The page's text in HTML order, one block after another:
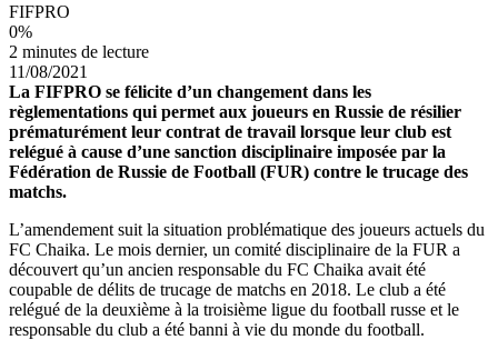
FIFPRO
0%
2 minutes de lecture
11/08/2021
La FIFPRO se félicite d’un changement dans les
règlementations qui permet aux joueurs en Russie de résilier
prématurément leur contrat de travail lorsque leur club est
relégué à cause d’une sanction disciplinaire imposée par la
Fédération de Russie de Football (FUR) contre le trucage des
matchs.
L’amendement suit la situation problématique des joueurs actuels du
FC Chaika. Le mois dernier, un comité disciplinaire de la FUR a
découvert qu’un ancien responsable du FC Chaika avait été
coupable de délits de trucage de matchs en 2018. Le club a été
relégué de la deuxième à la troisième ligue du football russe et le
responsable du club a été banni à vie du monde du football.